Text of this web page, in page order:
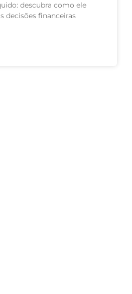
descubra como ele
decisões financeiras